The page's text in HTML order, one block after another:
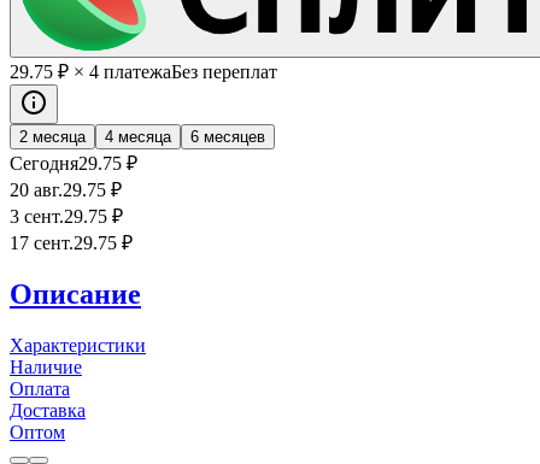
29.75 ₽ × 4 платежаБез переплат
2 месяца 4 месяца 6 месяцев
Сегодня29.75 ₽
20 авг.29.75 ₽
3 сент.29.75 ₽
17 сент.29.75 ₽
Описание
Характеристики
Наличие
Оплата
Доставка
Оптом